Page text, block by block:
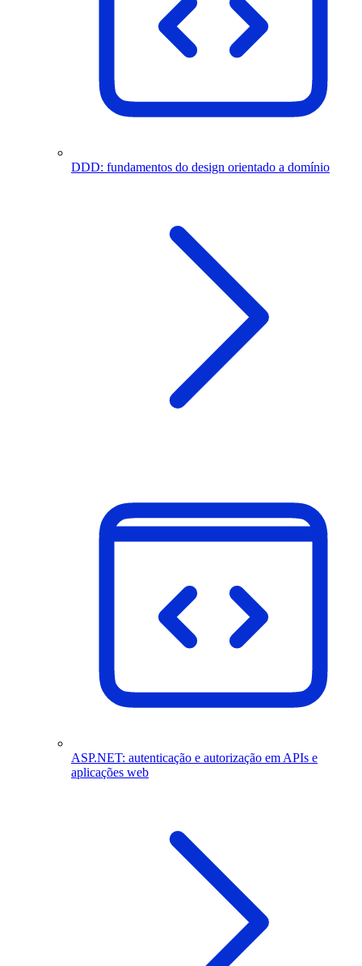
DDD: fundamentos do design orientado a domínio
ASP.NET: autenticação e autorização em APIs e
aplicações web